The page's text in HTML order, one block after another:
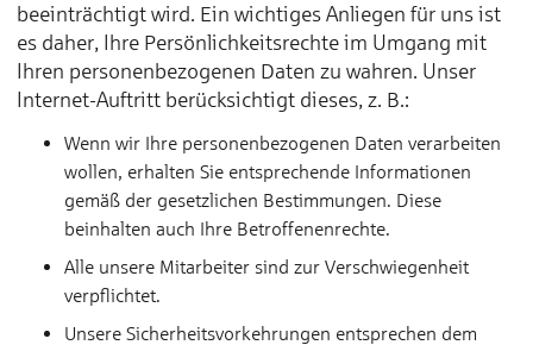
beeinträchtigt wird. Ein wichtiges Anliegen für uns ist
es daher, Ihre Persönlichkeitsrechte im Umgang mit
Ihren personenbezogenen Daten zu wahren. Unser
Internet-Auftritt berücksichtigt dieses, z. B.:
Wenn wir Ihre personenbezogenen Daten verarbeiten
wollen, erhalten Sie entsprechende Informationen
gemäß der gesetzlichen Bestimmungen. Diese
beinhalten auch Ihre Betroffenenrechte.
Alle unsere Mitarbeiter sind zur Verschwiegenheit
verpflichtet.
Unsere Sicherheitsvorkehrungen entsprechen dem